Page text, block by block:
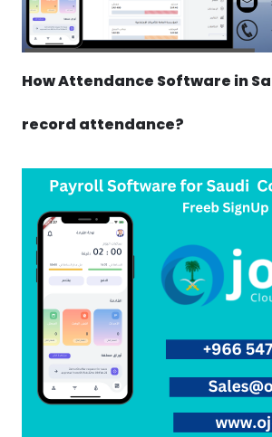
How Attendance Software in
record attendance?